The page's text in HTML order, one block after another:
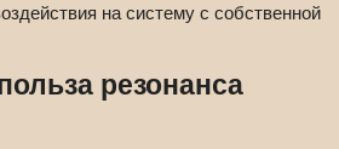
на систему с собственной
резонанса